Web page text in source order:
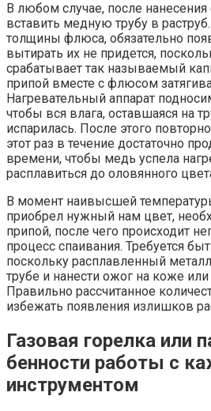
В любом случае, после
вставить медную трубу в
толщины флюса, обязательно
вытирать их не придется,
срабатывает так называемый
припой вместе с флюсом
Нагревательный аппарат
чтобы вся влага, оставшаяся на
испарилась. После этого
этот раз в течение достаточно
времени, чтобы медь успела
расплавиться до оловянного
В момент наивысшей
приобрел нужный нам цвет,
припой, после чего происходит
процесс спаивания. Требуется
поскольку расплавленный
трубе и нанести ожог на коже или
Правильно рассчитанное
избежать появления излишков
Газовая горелка или
бенности работы с
инструментом